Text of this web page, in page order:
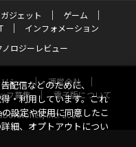
ガジェット
ゲーム
インフォメーション
ノロジーレビュー
シー
運営会社
フ募集
電子版について
Inc. 2026
配信などのために、
・利用しています。これ
設定や使用に同意したこ
細、オプトアウトについ